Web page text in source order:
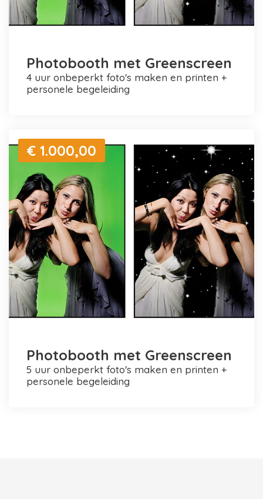
Photobooth met Greenscreen
4 uur onbeperkt foto's maken en printen +
personele begeleiding
€ 1.000,00
Photobooth met Greenscreen
5 uur onbeperkt foto's maken en printen +
personele begeleiding